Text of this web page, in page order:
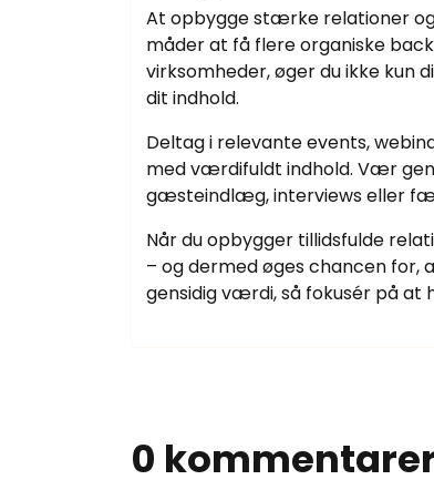
At opbygge stærke relationer
måder at få flere organiske
virksomheder, øger du ikke kun
dit indhold.
Deltag i relevante events,
med værdifuldt indhold. Vær
gæsteindlæg, interviews eller
Når du opbygger tillidsfulde
– og dermed øges chancen
gensidig værdi, så fokusér på
0